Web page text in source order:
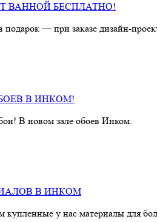
ВАННОЙ БЕСПЛАТНО!
подарок — при заказе
В ИНКОМ!
В новом зале обоев Инком.
В ИНКОМ
купленные у нас материалы для